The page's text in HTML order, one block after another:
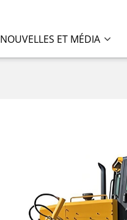
NOUVELLES ET MÉDIA